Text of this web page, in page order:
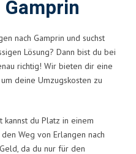
nach Gamprin und suchst
Lösung? Dann bist du bei
richtig! Wir bieten dir eine
deine Umzugskosten zu
du Platz in einem
Weg von Erlangen nach
da du nur für den